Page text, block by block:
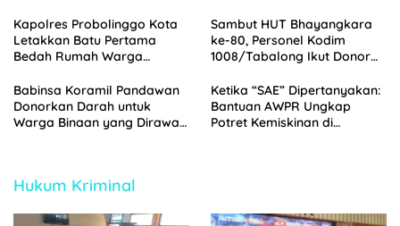
Kapolres Probolinggo Kota
Letakkan Batu Pertama
Bedah Rumah Warga
HUT Bhayangkara ke-80
Sambut HUT Bhayangkara
ke-80, Personel Kodim
1008/Tabalong Ikut Donor
Babinsa Koramil Pandawan
Donorkan Darah untuk
Warga Binaan yang Dirawat
Ketika “SAE” Dipertanyakan:
Bantuan AWPR Ungkap
Potret Kemiskinan di
Hukum Kriminal